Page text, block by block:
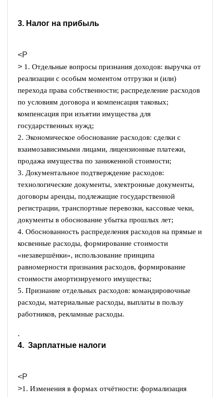
3. Налог на прибыль
<P
> 1. Отдельные вопросы признания доходов: выручка от
реализации с особым моментом отгрузки и (или)
перехода права собственности; распределение расходов
по условиям договора и компенсация таковых;
компенсация при изъятии имущества для
государственных нужд;
2. Экономическое обоснование расходов: сделки с
взаимозависимыми лицами, лицензионные платежи,
продажа имущества по заниженной стоимости;
3. Документальное подтверждение расходов:
технологические документы, электронные документы,
договоры аренды, подлежащие государственной
регистрации, транспортные перевозки, кассовые чеки,
документы в обоснование убытка прошлых лет;
4. Обоснованность распределения расходов на прямые и
косвенные расходы, формирование стоимости
«незавершёнки», использование принципа
равномерности признания расходов, формирование
стоимости амортизируемого имущества;
5. Признание отдельных расходов: командировочные
расходы, материальные расходы, выплаты в пользу
работников, рекламные расходы.
.
4. Зарплатные налоги
<P
>1. Изменения в формах отчётности: формализация